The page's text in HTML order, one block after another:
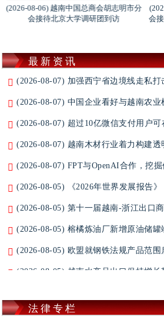
(2026-08-06) 越南中国总商会胡志明市分
会接待北京大学调研团到访
会
最新资讯
(2026-08-07) 加强西宁省边境线走私打
(2026-08-07) 中国企业看好与越南农
(2026-08-07) 超过10亿微信支付用户
(2026-08-07) 越南木材行业着力构建
(2026-08-07) FPT与OpenAI合作，挖
(2026-08-05) 《2026年世界发展报告
(2026-08-05) 第十一届越南-浙江出口
(2026-08-05) 榕橘炼油厂新增原油储罐
(2026-08-05) 欧盟就钢铁法规产品范
(2026-08-05) 越南水产品出口保持增长
(2026-08-04) 胡志明市蓄势待发，迎
法律专栏